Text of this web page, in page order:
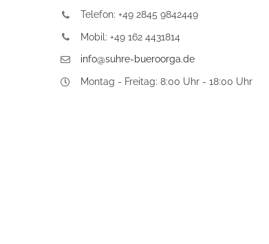
Telefon: +49 2845 9842449
Mobil: +49 162 4431814
info@suhre-bueroorga.de
Montag - Freitag: 8:00 Uhr - 18:00 Uhr